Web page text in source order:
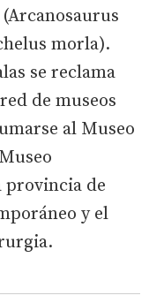
morla).
se reclama
de museos
al Museo
provincia de
y el